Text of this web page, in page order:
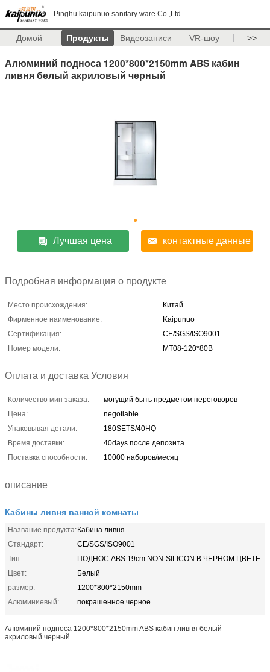
Pinghu kaipunuo sanitary ware Co.,Ltd.
Домой Продукты Видеозаписи VR-шоу >>
Алюминий подноса 1200*800*2150mm ABS кабин
ливня белый акриловый черный
Лучшая цена контактные данные
Подробная информация о продукте
Место происхождения:
Китай
Фирменное наименование:
Kaipunuo
Сертификация:
CE/SGS/ISO9001
Номер модели:
MT08-120*80B
Оплата и доставка Условия
Количество мин заказа:
могущий быть предметом переговоров
Цена:
negotiable
Упаковывая детали:
180SETS/40HQ
Время доставки:
40days после депозита
Поставка способности:
10000 наборов/месяц
описание
Кабины ливня ванной комнаты
Название продукта:Кабина ливня
Стандарт:
CE/SGS/ISO9001
Тип:
ПОДНОС ABS 19cm NON-SILICON В ЧЕРНОМ ЦВЕТЕ
Цвет:
Белый
размер:
1200*800*2150mm
Алюминиевый:
покрашенное черное
Алюминий подноса 1200*800*2150mm ABS кабин ливня белый
акриловый черный